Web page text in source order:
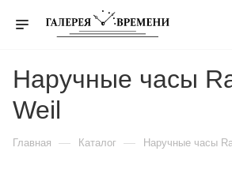
Наручные часы
Weil
Главная — Каталог — Наручные часы